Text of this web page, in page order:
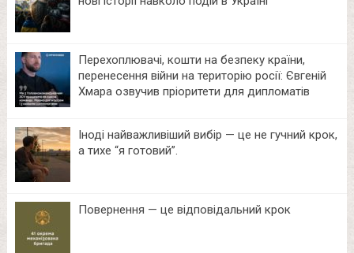
Перехоплювачі, кошти на безпеку країни,
перенесення війни на територію росії: Євгеній
Хмара озвучив пріоритети для дипломатів
Іноді найважливіший вибір — це не гучний крок,
а тихе “я готовий”.
Повернення — це відповідальний крок